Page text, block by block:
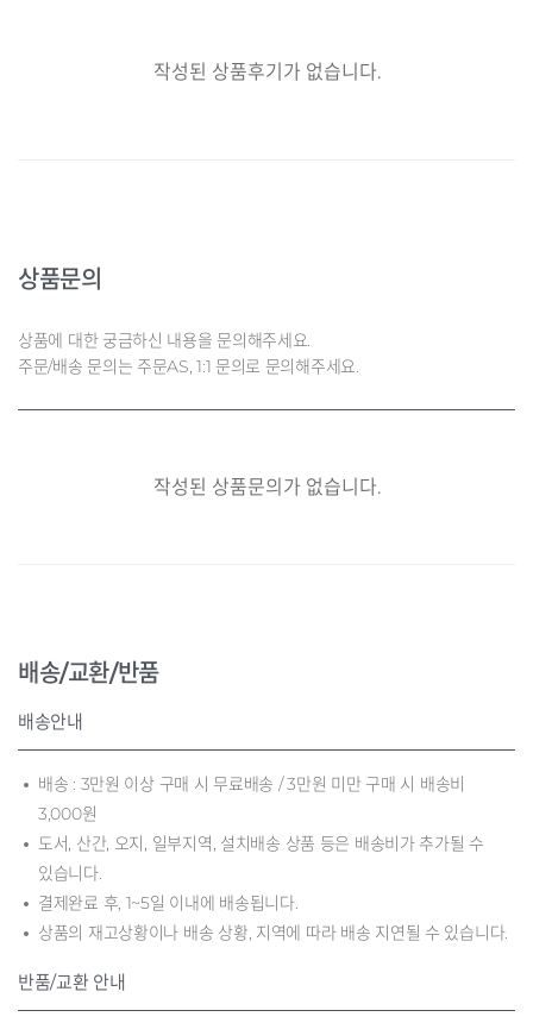
작성된 상품후기가 없습니다.
상품문의
상품에 대한 궁금하신 내용을 문의해주세요.
주문/배송 문의는 주문AS, 1:1 문의로 문의해주세요.
작성된 상품문의가 없습니다.
배송/교환/반품
배송안내
배송 : 3만원 이상 구매 시 무료배송 / 3만원 미만 구매 시 배송비
3,000원
도서, 산간, 오지, 일부지역, 설치배송 상품 등은 배송비가 추가될 수
있습니다.
결제완료 후, 1~5일 이내에 배송됩니다.
상품의 재고상황이나 배송 상황, 지역에 따라 배송 지연될 수 있습니다.
반품/교환 안내